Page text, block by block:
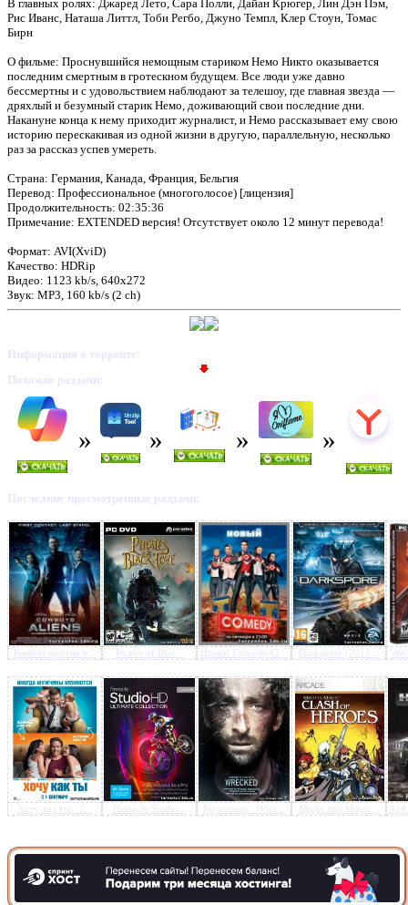
Предлагаем скачать
Господин Никто (2009)
В главных ролях: Джаред Лето, Сара Полли, Дайан Крюгер, Лин Дэн Пэм,
Рис Иванс, Наташа Литтл, Тоби Регбо, Джуно Темпл, Клер Стоун, Томас
Бирн
О фильме: Проснувшийся немощным стариком Немо Никто оказывается
последним смертным в гротескном будущем. Все люди уже давно
бессмертны и с удовольствием наблюдают за телешоу, где главная звезда —
дряхлый и безумный старик Немо, доживающий свои последние дни.
Накануне конца к нему приходит журналист, и Немо рассказывает ему свою
историю перескакивая из одной жизни в другую, параллельную, несколько
раз за рассказ успев умереть.
Страна: Германия, Канада, Франция, Бельгия
Перевод: Профессиональное (многоголосое) [лицензия]
Продолжительность: 02:35:36
Примечание: EXTENDED версия! Отсутствует около 12 минут перевода!
Формат: AVI(XviD)
Качество: HDRip
Видео: 1123 kb/s, 640x272
Звук: MP3, 160 kb/s (2 ch)
Информация о торренте:
Похожие раздачи:
Последние просмотренные раздачи:
Ковбои против п... Pirates of Blac... Новый Comedy Cl...
Хочу как ты / T... Pinnacle Studio... Крушение / Wrec... Might and Magic...